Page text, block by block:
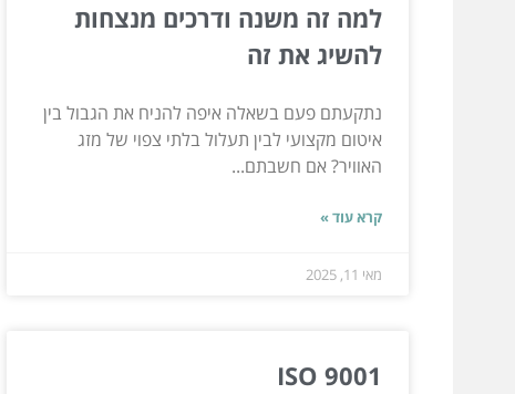
למה זה משנה ודרכים מנצחות
להשיג את זה
נתקעתם פעם בשאלה איפה להניח את הגבול בין
איטום מקצועי לבין תעלול בלתי צפוי של מזג
האוויר? אם חשבתם...
קרא עוד »
מאי 11, 2025
ISO 9001